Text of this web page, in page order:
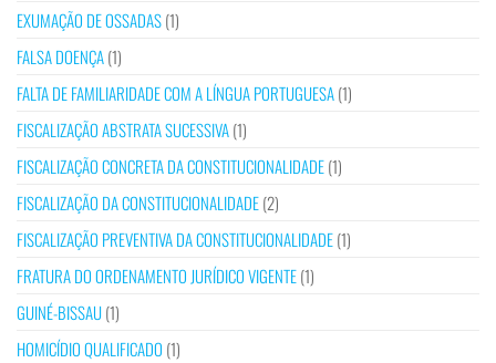
EXUMAÇÃO DE OSSADAS(1)
FALSA DOENÇA(1)
FALTA DE FAMILIARIDADE COM A LÍNGUA PORTUGUESA(1)
FISCALIZAÇÃO ABSTRATA SUCESSIVA(1)
FISCALIZAÇÃO CONCRETA DA CONSTITUCIONALIDADE(1)
FISCALIZAÇÃO DA CONSTITUCIONALIDADE(2)
FISCALIZAÇÃO PREVENTIVA DA CONSTITUCIONALIDADE(1)
FRATURA DO ORDENAMENTO JURÍDICO VIGENTE(1)
GUINÉ-BISSAU(1)
HOMICÍDIO QUALIFICADO (1)